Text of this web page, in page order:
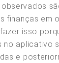
finanças em
isso
no aplicativo
e